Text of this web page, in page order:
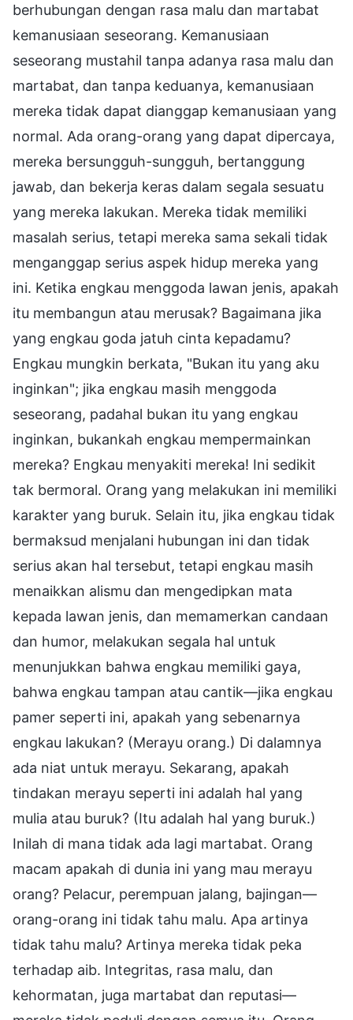
berhubungan dengan rasa malu dan martabat
kemanusiaan seseorang. Kemanusiaan
seseorang mustahil tanpa adanya rasa malu dan
martabat, dan tanpa keduanya, kemanusiaan
mereka tidak dapat dianggap kemanusiaan yang
normal. Ada orang-orang yang dapat dipercaya,
mereka bersungguh-sungguh, bertanggung
jawab, dan bekerja keras dalam segala sesuatu
yang mereka lakukan. Mereka tidak memiliki
masalah serius, tetapi mereka sama sekali tidak
menganggap serius aspek hidup mereka yang
ini. Ketika engkau menggoda lawan jenis, apakah
itu membangun atau merusak? Bagaimana jika
yang engkau goda jatuh cinta kepadamu?
Engkau mungkin berkata, "Bukan itu yang aku
inginkan"; jika engkau masih menggoda
seseorang, padahal bukan itu yang engkau
inginkan, bukankah engkau mempermainkan
mereka? Engkau menyakiti mereka! Ini sedikit
tak bermoral. Orang yang melakukan ini memiliki
karakter yang buruk. Selain itu, jika engkau tidak
bermaksud menjalani hubungan ini dan tidak
serius akan hal tersebut, tetapi engkau masih
menaikkan alismu dan mengedipkan mata
kepada lawan jenis, dan memamerkan candaan
dan humor, melakukan segala hal untuk
menunjukkan bahwa engkau memiliki gaya,
bahwa engkau tampan atau cantik—jika engkau
pamer seperti ini, apakah yang sebenarnya
engkau lakukan? (Merayu orang.) Di dalamnya
ada niat untuk merayu. Sekarang, apakah
tindakan merayu seperti ini adalah hal yang
mulia atau buruk? (Itu adalah hal yang buruk.)
Inilah di mana tidak ada lagi martabat. Orang
macam apakah di dunia ini yang mau merayu
orang? Pelacur, perempuan jalang, bajingan—
orang-orang ini tidak tahu malu. Apa artinya
tidak tahu malu? Artinya mereka tidak peka
terhadap aib. Integritas, rasa malu, dan
kehormatan, juga martabat dan reputasi—